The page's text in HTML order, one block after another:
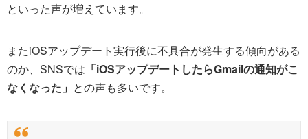
といった声が増えています。
またiOSアップデート実行後に不具合が発生する傾向がある
のか、SNSでは 「iOSアップデートしたらGmailの通知がこ
なくなった」 との声も多いです。